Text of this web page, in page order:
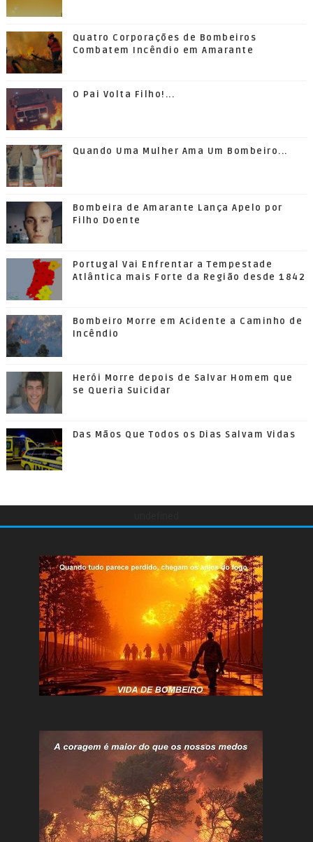
Quatro Corporações de Bombeiros
Combatem Incêndio em Amarante
O Pai Volta Filho!...
Quando Uma Mulher Ama Um Bombeiro...
Bombeira de Amarante Lança Apelo por
Filho Doente
Portugal Vai Enfrentar a Tempestade
Atlântica mais Forte da Região desde 1842
Bombeiro Morre em Acidente a Caminho de
Incêndio
Herói Morre depois de Salvar Homem que
se Queria Suicidar
Das Mãos Que Todos os Dias Salvam Vidas